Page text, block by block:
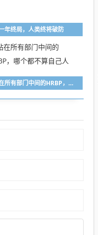
年终局，人类终将破防
站在所有部门中间的HRBP，哪个都不算自己人